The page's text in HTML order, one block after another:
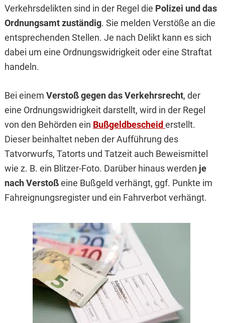
Verkehrsdelikten sind in der Regel die Polizei und das
Ordnungsamt zuständig. Sie melden Verstöße an die
entsprechenden Stellen. Je nach Delikt kann es sich
dabei um eine Ordnungswidrigkeit oder eine Straftat
handeln.
Bei einem Verstoß gegen das Verkehrsrecht, der
eine Ordnungswidrigkeit darstellt, wird in der Regel
von den Behörden ein Bußgeldbescheid erstellt.
Dieser beinhaltet neben der Aufführung des
Tatvorwurfs, Tatorts und Tatzeit auch Beweismittel
wie z. B. ein Blitzer-Foto. Darüber hinaus werden je
nach Verstoßeine Bußgeld verhängt, ggf. Punkte im
Fahreignungsregister und ein Fahrverbot verhängt.